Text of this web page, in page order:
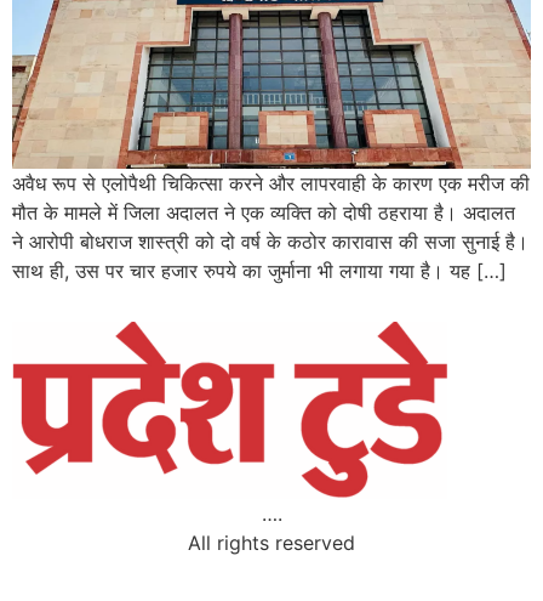
अवैध रूप से एलोपैथी चिकित्सा करने और लापरवाही के कारण एक मरीज की
मौत के मामले में जिला अदालत ने एक व्यक्ति को दोषी ठहराया है। अदालत
ने आरोपी बोधराज शास्त्री को दो वर्ष के कठोर कारावास की सजा सुनाई है।
साथ ही, उस पर चार हजार रुपये का जुर्माना भी लगाया गया है। यह […]
….
All rights reserved